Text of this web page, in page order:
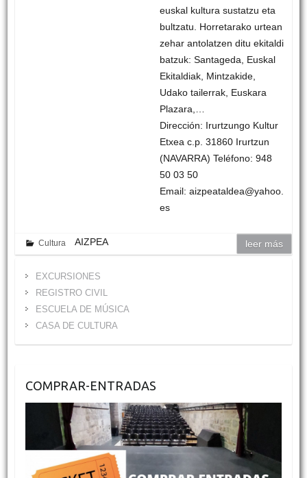
euskal kultura sustatzu eta
bultzatu. Horretarako urtean
zehar antolatzen ditu ekitaldi
batzuk: Santageda, Euskal
Ekitaldiak, Mintzakide,
Udako tailerrak, Euskara
Plazara,…
Dirección: Irurtzungo Kultur
Etxea c.p. 31860 Irurtzun
(NAVARRA) Teléfono: 948
50 03 50
Email: aizpeataldea@yahoo.
es
Cultura AIZPEA leer más
EXCURSIONES
REGISTRO CIVIL
ESCUELA DE MÚSICA
CASA DE CULTURA
COMPRAR-ENTRADAS